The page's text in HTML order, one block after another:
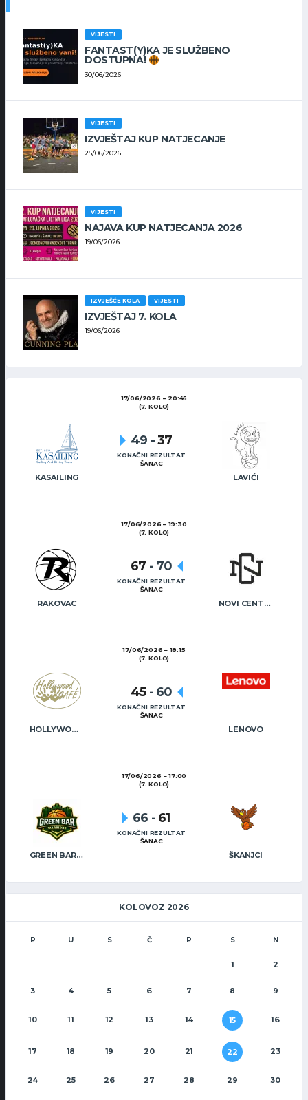
VIJESTI
FANTAST(Y)KA JE SLUŽBENO
DOSTUPNA!
30/06/2026
VIJESTI
IZVJEŠTAJ KUP NATJECANJE
25/06/2026
VIJESTI
NAJAVA KUP NATJECANJA 2026
19/06/2026
IZVJEŠĆE KOLA VIJESTI
IZVJEŠTAJ 7. KOLA
19/06/2026
17/06/2026
20:45
(7. KOLO)
KASAILING LAVIĆI
49 -37
KONAČNI REZULTAT
ŠANAC
17/06/2026
19:30
(7. KOLO)
RAKOVAC NOVI CENTAR
67 - 70
KONAČNI REZULTAT
ŠANAC
17/06/2026
18:15
(7. KOLO)
HOLLYWOOD CAFÉ LENOVO
45 - 60
KONAČNI REZULTAT
ŠANAC
17/06/2026
17:00
(7. KOLO)
GREEN BAR WARRIORS ŠKANJCI
66 - 61
KONAČNI REZULTAT
ŠANAC
KOLOVOZ 2026
P U S Č P S N
1 2
3 4 5 6 7 8 9
10 11 12 13 14 15 16
17 18 19 20 21 22 23
24 25 26 27 28 29 30